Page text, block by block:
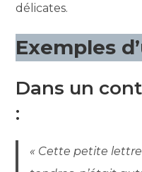
délicates.
Exemples
Dans un
:
« Cette petite